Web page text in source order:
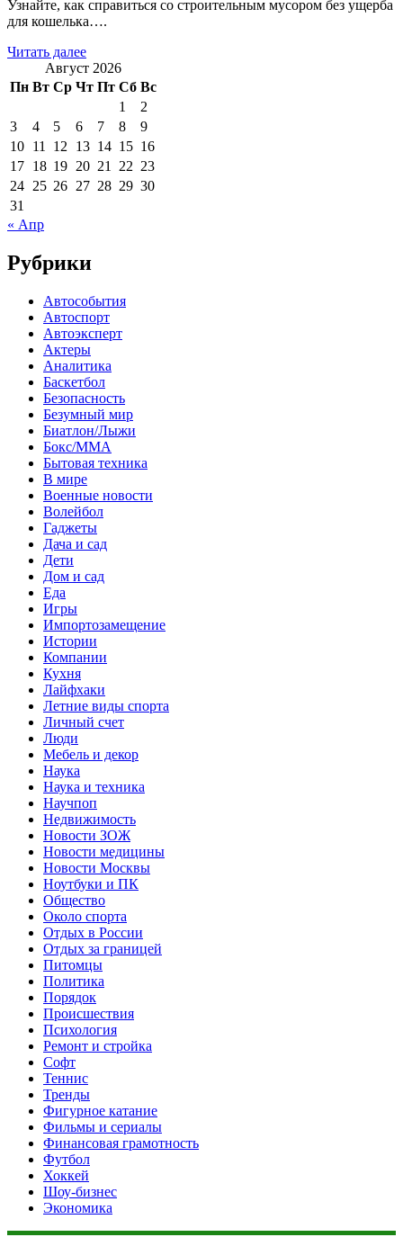
Узнайте, как справиться со строительным мусором без ущерба
для кошелька….
Читать далее
Август 2026
Пн Вт Ср Чт Пт Сб Вс
1
2
3
4 5 6 7 8
9
10 11 12 13 14 15 16
17 18 19 20 21 22 23
24 25 26 27 28 29 30
31
« Апр
Рубрики
Автособытия
Автоспорт
Автоэксперт
Актеры
Аналитика
Баскетбол
Безопасность
Безумный мир
Биатлон/Лыжи
Бокс/MMA
Бытовая техника
В мире
Военные новости
Волейбол
Гаджеты
Дача и сад
Дети
Дом и сад
Еда
Игры
Импортозамещение
Истории
Компании
Кухня
Лайфхаки
Летние виды спорта
Личный счет
Люди
Мебель и декор
Наука
Наука и техника
Научпоп
Недвижимость
Новости ЗОЖ
Новости медицины
Новости Москвы
Ноутбуки и ПК
Общество
Около спорта
Отдых в России
Отдых за границей
Питомцы
Политика
Порядок
Происшествия
Психология
Ремонт и стройка
Софт
Теннис
Тренды
Фигурное катание
Фильмы и сериалы
Финансовая грамотность
Футбол
Хоккей
Шоу-бизнес
Экономика